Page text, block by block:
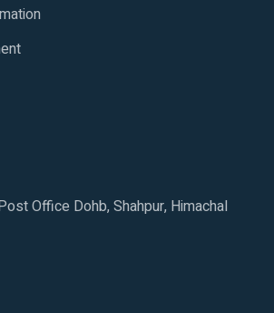
Office Dohb, Shahpur, Himachal